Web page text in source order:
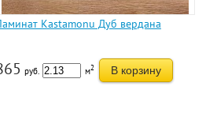
Kastamonu Дуб вердана
руб. м2 В корзину